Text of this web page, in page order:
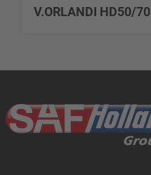
V.ORLANDI HD50/70